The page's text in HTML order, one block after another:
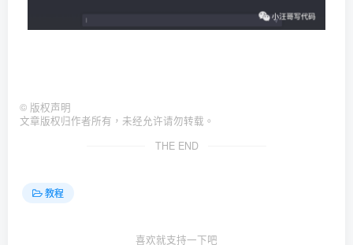
© 版权声明
文章版权归作者所有，未经允许请勿转载。
THE END
教程
喜欢就支持一下吧